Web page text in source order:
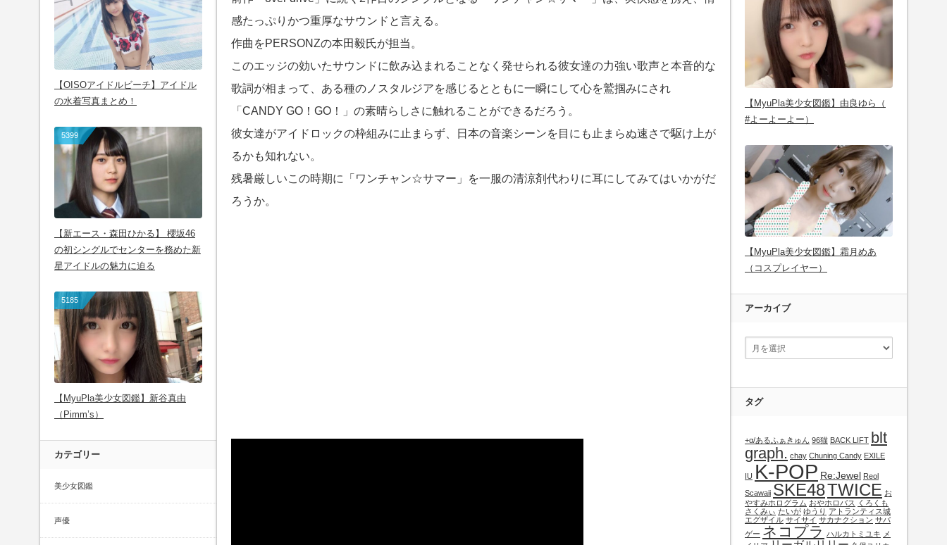
感たっぷりかつ重厚なサウンドと言える。
作曲をPERSONZの本田毅氏が担当。
このエッジの効いたサウンドに飲み込まれることなく発せられる彼女達の力強い歌声と本音的な
歌詞が相まって、ある種のノスタルジアを感じるとともに一瞬にして心を鷲掴みにされ
「CANDY GO！GO！」の素晴らしさに触れることができるだろう。
彼女達がアイドロックの枠組みに止まらず、日本の音楽シーンを目にも止まらぬ速さで駆け上が
るかも知れない。
残暑厳しいこの時期に「ワンチャン☆サマー」を一服の清涼剤代わりに耳にしてみてはいかがだ
ろうか。
【OISOアイドルビーチ】アイドル
の水着写真まとめ！
5399
【新エース・森田ひかる】 櫻坂46
の初シングルでセンターを務めた新
星アイドルの魅力に迫る
5185
【MyuPla美少女図鑑】新谷真由
（Pimm’s）
カテゴリー
美少女図鑑
声優
【MyuPla美少女図鑑】由良ゆら（
#よーよーよー）
【MyuPla美少女図鑑】霜月めあ
（コスプレイヤー）
アーカイブ
タグ
+α/あるふぁきゅん 96猫 BACK LIFT blt
graph. chay Chuning Candy EXILE
IU K-POP Re:Jewel Reol
Scawaii SKE48TWICE お
やすみホログラム おやホロバス
くろくも
さくみぃ たいが ゆうり アトランティス城
エグザイル サイサイ サカナクション サバ
ゲー ネコプラ ハルカトミユキ メ